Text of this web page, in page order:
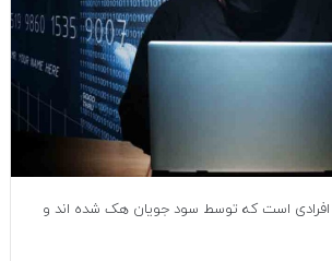
افرادی است که توسط سود جویان هک شده اند و